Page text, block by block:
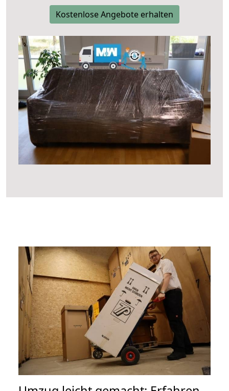
Kostenlose Angebote erhalten